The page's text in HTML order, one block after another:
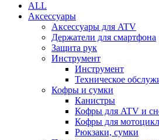
ALL
Аксессуары
Аксессуары для ATV
Держатели для смартфона
Защита рук
Инструмент
Инструмент
Техническое
Кофры и сумки
Канистры
Кофры для ATV и
Кофры для
Рюкзаки, сумки